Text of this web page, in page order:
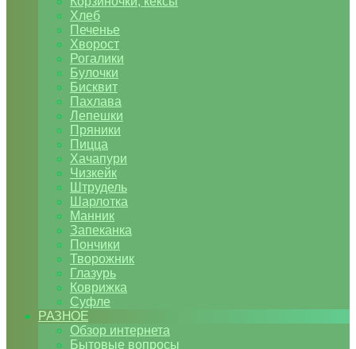
Хлеб
Печенье
Хворост
Рогалики
Булочки
Бисквит
Пахлава
Лепешки
Пряники
Пицца
Хачапури
Чизкейк
Штрудель
Шарлотка
Манник
Запеканка
Пончики
Творожник
Глазурь
Коврижка
Суфле
РАЗНОЕ
Обзор интернета
Бытовые вопросы